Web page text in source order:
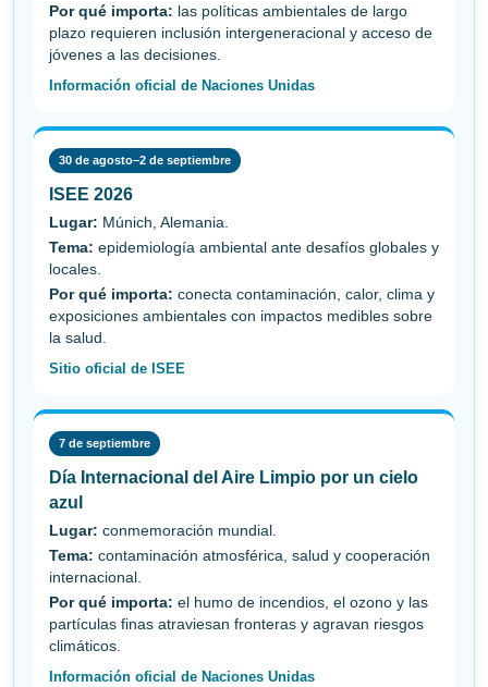
Por qué importa: las políticas ambientales de largo
plazo requieren inclusión intergeneracional y acceso de
jóvenes a las decisiones.
Información oficial de Naciones Unidas
30 de agosto–2 de septiembre
ISEE 2026
Lugar: Múnich, Alemania.
Tema: epidemiología ambiental ante desafíos globales y
locales.
Por qué importa: conecta contaminación, calor, clima y
exposiciones ambientales con impactos medibles sobre
la salud.
Sitio oficial de ISEE
7 de septiembre
Día Internacional del Aire Limpio por un cielo
azul
Lugar: conmemoración mundial.
Tema: contaminación atmosférica, salud y cooperación
internacional.
Por qué importa: el humo de incendios, el ozono y las
partículas finas atraviesan fronteras y agravan riesgos
climáticos.
Información oficial de Naciones Unidas